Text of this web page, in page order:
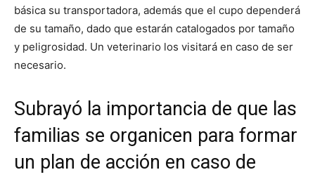
básica su transportadora, además que el cupo dependerá
de su tamaño, dado que estarán catalogados por tamaño
y peligrosidad. Un veterinario los visitará en caso de ser
necesario.
Subrayó la importancia de que las
familias se organicen para formar
un plan de acción en caso de